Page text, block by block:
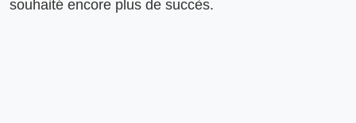
souhaité encore plus de succès.